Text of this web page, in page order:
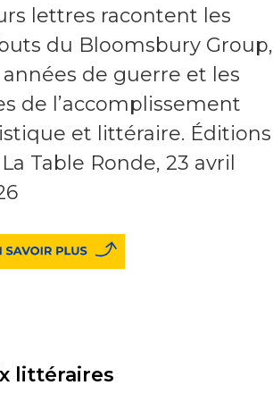
lettres racontent les
du Bloomsbury Group,
années de guerre et les
de l’accomplissement
et littéraire. Éditions
Table Ronde, 23 avril
littéraires